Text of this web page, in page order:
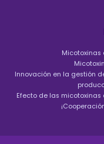
Micotoxinas
Innovación en la gestión
Efecto de las